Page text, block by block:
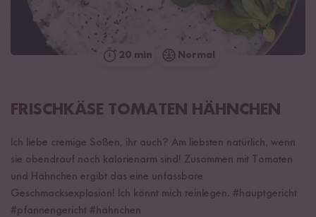
20 min Normal
FRISCHKÄSE TOMATEN HÄHNCHEN
Ich liebe cremige Soßen, ihr auch? Am liebsten natürlich, wenn
sie obendrauf noch kalorienarm sind! Zusammen mit Tomaten
und Hähnchen ergibt das eine unfassbare
Geschmacksexplosion! Ich könnt mich reinlegen. #hauptgericht
#pfannengericht #hähnchen